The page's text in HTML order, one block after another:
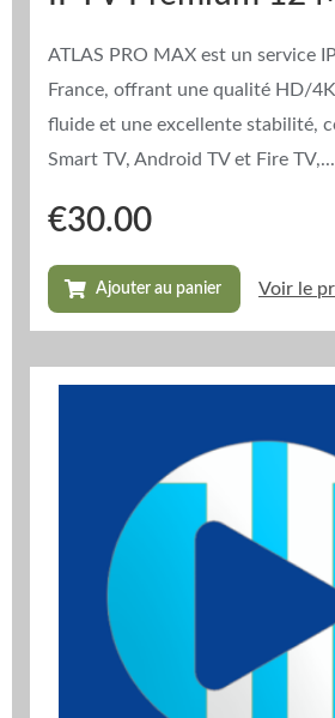
ATLAS PRO MAX est un service
France, offrant une qualité HD/
fluide et une excellente stabilité,
Smart TV, Android TV et Fire TV,...
€30.00
Ajouter au panier Voir le